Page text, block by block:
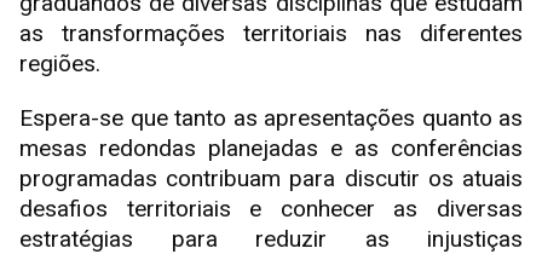
as transformações territoriais nas diferentes
regiões.
Espera-se que tanto as apresentações quanto as
mesas redondas planejadas e as conferências
programadas contribuam para discutir os atuais
desafios territoriais e conhecer as diversas
estratégias para reduzir as injustiças